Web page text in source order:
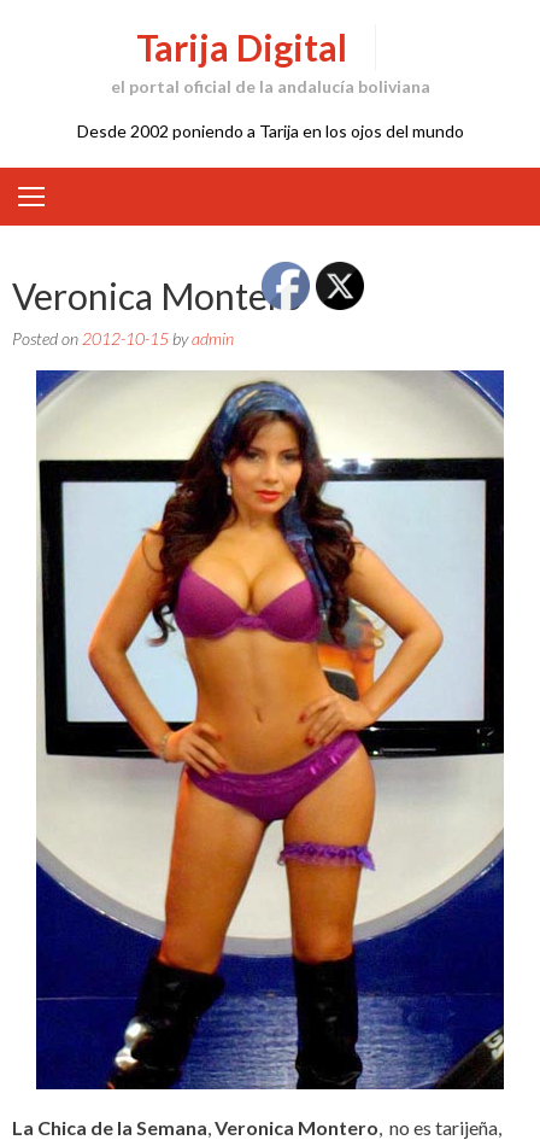
Tarija Digital
el portal oficial de la andalucía boliviana
Desde 2002 poniendo a Tarija en los ojos del mundo
Veronica Montero
Posted on 2012-10-15 byadmin
La Chica de la Semana,Veronica Montero, no es tarijeña,